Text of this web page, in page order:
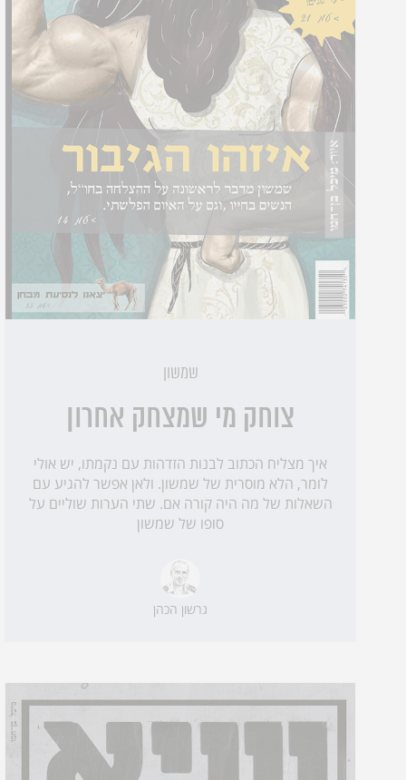
שמשון
צוחק מי שמצחק אחרון
איך מצליח הכתוב לבנות הזדהות עם נקמתו, יש אולי
לומר, הלא מוסרית של שמשון. ולאן אפשר להגיע עם
השאלות של מה היה קורה אם. שתי הערות שוליים על
סופו של שמשון
גרשון הכהן